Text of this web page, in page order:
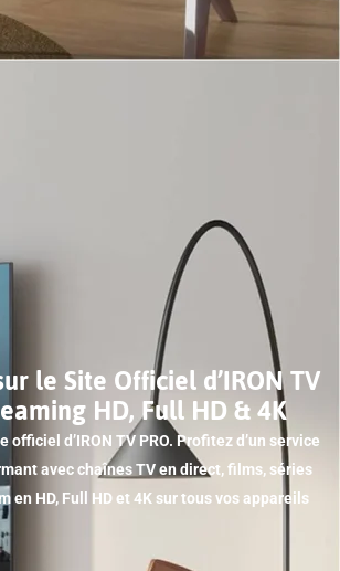
le Site Officiel d’IRON TV
HD, Full HD & 4K
officiel d’IRON TV PRO. Profitez d’un service
avec chaînes TV en direct, films, séries
en HD, Full HD et 4K sur tous vos appareils